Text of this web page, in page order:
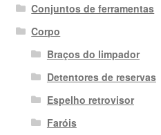
Conjuntos de ferramentas
Corpo
Braços do limpador
Detentores de reservas
Espelho retrovisor
Faróis